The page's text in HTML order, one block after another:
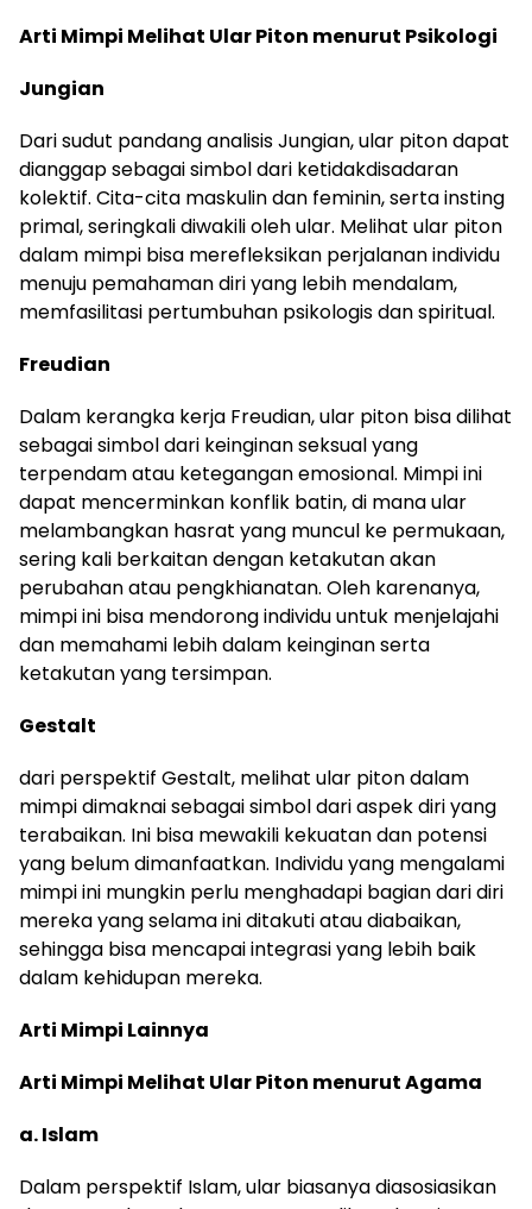
Arti Mimpi Melihat Ular Piton menurut Psikologi
Jungian
Dari sudut pandang analisis Jungian, ular piton dapat
dianggap sebagai simbol dari ketidakdisadaran
kolektif. Cita-cita maskulin dan feminin, serta insting
primal, seringkali diwakili oleh ular. Melihat ular piton
dalam mimpi bisa merefleksikan perjalanan individu
menuju pemahaman diri yang lebih mendalam,
memfasilitasi pertumbuhan psikologis dan spiritual.
Freudian
Dalam kerangka kerja Freudian, ular piton bisa dilihat
sebagai simbol dari keinginan seksual yang
terpendam atau ketegangan emosional. Mimpi ini
dapat mencerminkan konflik batin, di mana ular
melambangkan hasrat yang muncul ke permukaan,
sering kali berkaitan dengan ketakutan akan
perubahan atau pengkhianatan. Oleh karenanya,
mimpi ini bisa mendorong individu untuk menjelajahi
dan memahami lebih dalam keinginan serta
ketakutan yang tersimpan.
Gestalt
dari perspektif Gestalt, melihat ular piton dalam
mimpi dimaknai sebagai simbol dari aspek diri yang
terabaikan. Ini bisa mewakili kekuatan dan potensi
yang belum dimanfaatkan. Individu yang mengalami
mimpi ini mungkin perlu menghadapi bagian dari diri
mereka yang selama ini ditakuti atau diabaikan,
sehingga bisa mencapai integrasi yang lebih baik
dalam kehidupan mereka.
Arti Mimpi Lainnya
Arti Mimpi Melihat Ular Piton menurut Agama
a. Islam
Dalam perspektif Islam, ular biasanya diasosiasikan